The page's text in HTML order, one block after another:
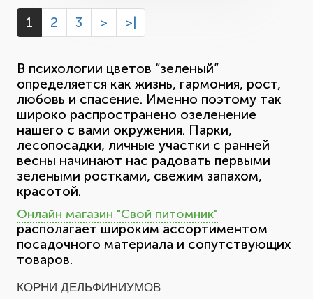
1 2 3 > >|
В психологии цветов “зеленый”
определяется как жизнь, гармония, рост,
любовь и спасение. Именно поэтому так
широко распространено озеленение
нашего с вами окружения. Парки,
лесопосадки, личные участки с ранней
весны начинают нас радовать первыми
зелеными ростками, свежим запахом,
красотой.
Онлайн магазин "Свой питомник"
располагает широким ассортиментом
посадочного материала и сопутствующих
товаров.
КОРНИ ДЕЛЬФИНИУМОВ